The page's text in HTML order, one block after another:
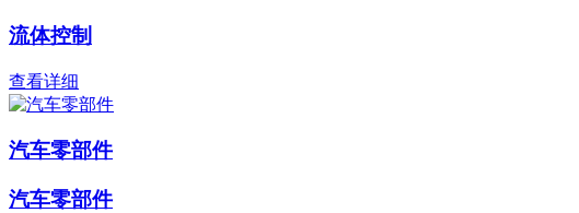
流体控制
查看详细
汽车零部件
汽车零部件